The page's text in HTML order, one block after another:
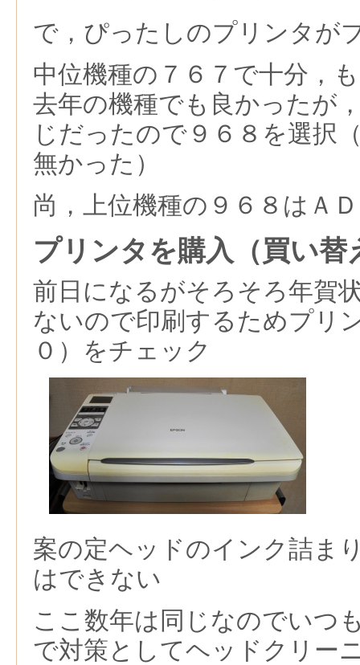
で，ぴったしのプリンタが
中位機種の７６７で十分，
去年の機種でも良かったが
じだったので９６８を選択
無かった）
尚，上位機種の９６８はＡ
プリンタを購入（買い替
前日になるがそろそろ年賀
ないので印刷するためプリ
０）をチェック
案の定ヘッドのインク詰ま
はできない
ここ数年は同じなのでいつ
で対策としてヘッドクリー